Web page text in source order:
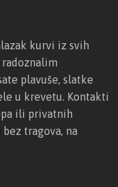
kurvi iz svih
plavuše, slatke
u krevetu. Kontakti
ili privatnih
tragova, na